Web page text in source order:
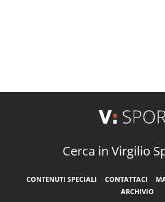
Cerca in Virgilio
CONTENUTI SPECIALI CONTATTACI
ARCHIVIO